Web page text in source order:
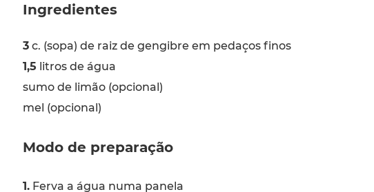
Ingredientes
3c. (sopa) de raiz de gengibre em pedaços finos
1,5 litros de água
sumo de limão (opcional)
mel (opcional)
Modo de preparação
1.Ferva a água numa panela